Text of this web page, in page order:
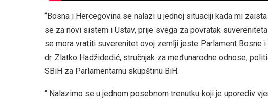
“Bosna i Hercegovina se nalazi u jednoj situaciji kada mi
se za novi sistem i Ustav, prije svega za povratak
se mora vratiti suverenitet ovoj zemlji jeste Parlament Bosne i
dr. Zlatko Hadžidedić, stručnjak za međunarodne odnose,
SBiH za Parlamentarnu skupštinu BiH.
“ Nalazimo se u jednom posebnom trenutku koji je uporediv